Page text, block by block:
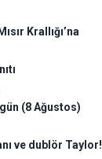
Krallığı’na
(8 Ağustos)
ve dublör Taylor!